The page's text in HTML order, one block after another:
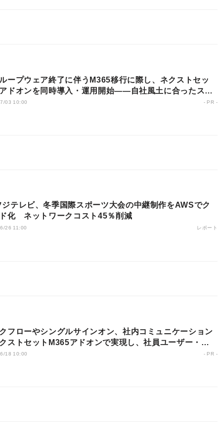
ループウェア終了に伴うM365移行に際し、ネクストセッ
アドオンを同時導入・運用開始――自社風土に合ったスム
活用を実現した日本農薬
03 10:00 - PR -
化 ネットワークコスト45％削減
26 11:00 レポート
フローやシングルサインオン、社内コミュニケーション
ストセットM365アドオンで実現し、社員ユーザー・運
方で高く評価
18 10:00 - PR -